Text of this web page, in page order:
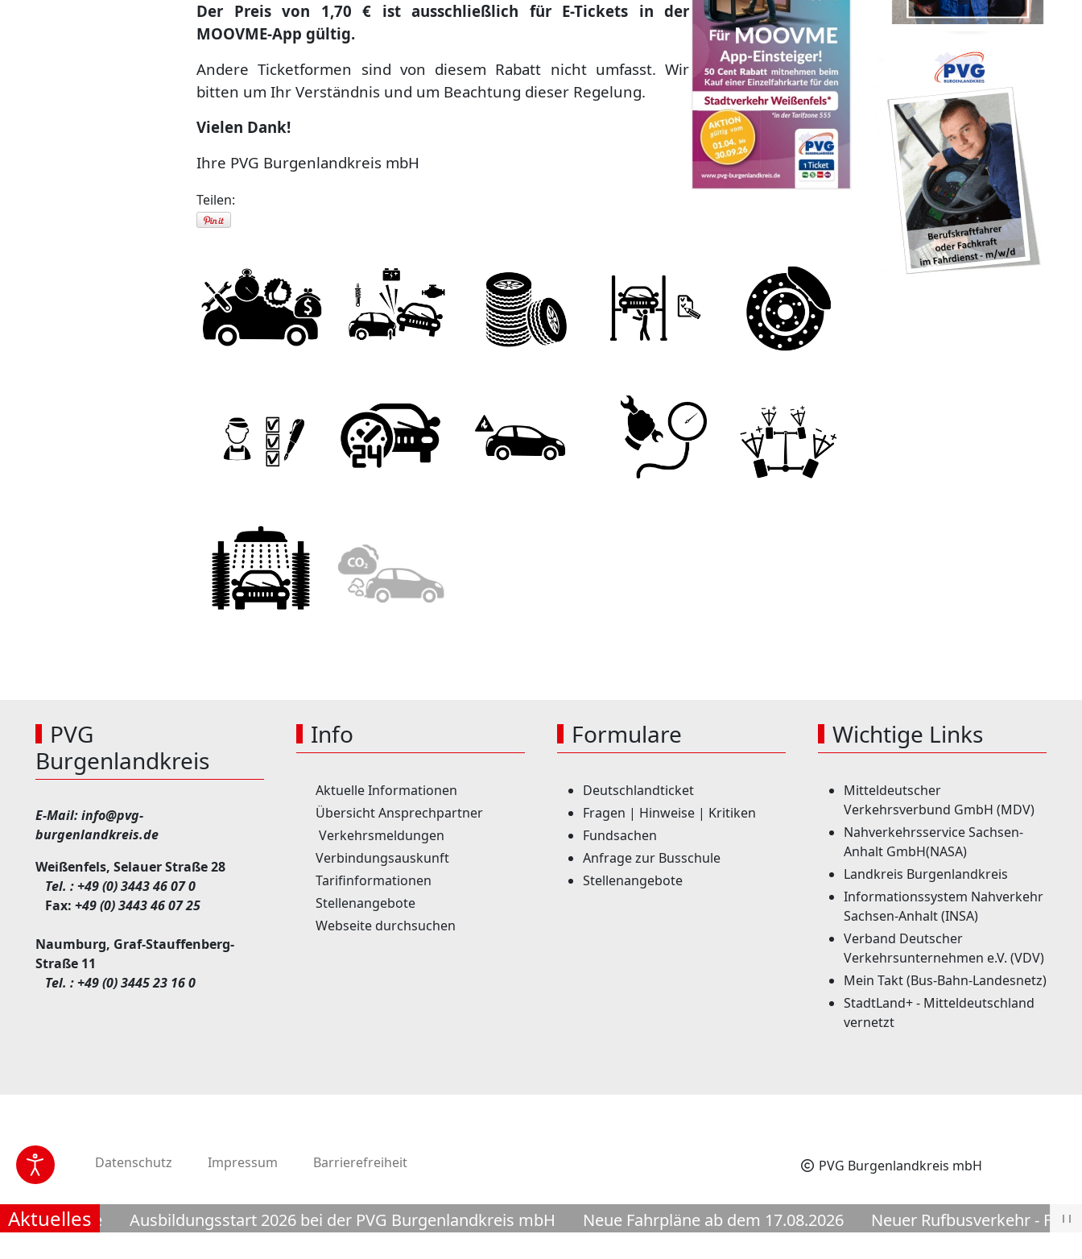
Der Preis von 1,70 € ist ausschließlich für E-Tickets in der
MOOVME-App gültig.
Andere Ticketformen sind von diesem Rabatt nicht umfasst. Wir
bitten um Ihr Verständnis und um Beachtung dieser Regelung.
Vielen Dank!
Ihre PVG Burgenlandkreis mbH
Teilen:
PVG
Burgenlandkreis
E-Mail:info@pvg-
burgenlandkreis.de
Weißenfels, Selauer Straße 28
Tel. :+49 (0) 3443 46 07 0
Fax: +49 (0) 3443 46 07 25
Naumburg, Graf-Stauffenberg-
Straße 11
Tel. :+49 (0) 3445 23 16 0
Info
Aktuelle Informationen
Übersicht Ansprechpartner
Verkehrsmeldungen
Verbindungsauskunft
Tarifinformationen
Stellenangebote
Webseite durchsuchen
Formulare
Deutschlandticket
Fragen | Hinweise | Kritiken
Fundsachen
Anfrage zur Busschule
Stellenangebote
Wichtige Links
Mitteldeutscher
Verkehrsverbund GmbH (MDV)
Nahverkehrsservice Sachsen-
Anhalt GmbH(NASA)
Landkreis Burgenlandkreis
Informationssystem Nahverkehr
Sachsen-Anhalt (INSA)
Verband Deutscher
Verkehrsunternehmen e.V. (VDV)
Mein Takt (Bus-Bahn-Landesnetz)
StadtLand+ - Mitteldeutschland
vernetzt
Datenschutz Impressum Barrierefreiheit PVG Burgenlandkreis mbH
Aktuelles
Finne Ausbildungsstart 2026 bei der PVG Burgenlandkreis mbH Neue Fahrpläne ab dem 17.08.2026 Neuer Rufbusverkehr - Flotte